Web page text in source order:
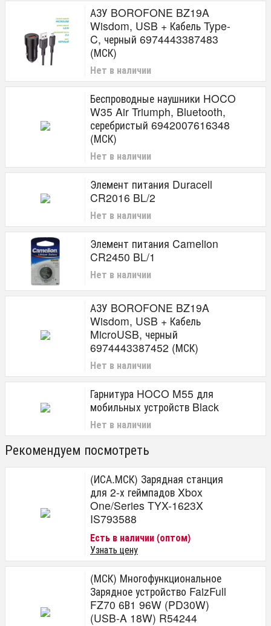
АЗУ BOROFONE BZ19A
Wisdom, USB + Кабель Type-
C, черный 6974443387483
(МСК)
Нет в наличии
Беспроводные наушники HOCO
W35 Air Triumph, Bluetooth,
серебристый 6942007616348
(МСК)
Нет в наличии
Элемент питания Duracell
CR2016 BL/2
Нет в наличии
Элемент питания Camelion
CR2450 BL/1
Нет в наличии
АЗУ BOROFONE BZ19A
Wisdom, USB + Кабель
MicroUSB, черный
6974443387452 (МСК)
Нет в наличии
Гарнитура HOCO M55 для
мобильных устройств Black
Нет в наличии
Рекомендуем посмотреть
(ИСА.МСК) Зарядная станция
для 2-х геймпадов Xbox
One/Series TYX-1623X
IS793588
Есть в наличии (оптом)
Узнать цену
(МСК) Многофункциональное
Зарядное устройство FaizFull
FZ70 6В1 96W (PD30W)
(USB-A 18W) R54244